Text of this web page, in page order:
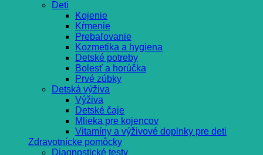
Deti
Kojenie
Kŕmenie
Prebaľovanie
Kozmetika a hygiena
Detské potreby
Bolesť a horúčka
Prvé zúbky
Detská výživa
Výživa
Detské čaje
Mlieka pre kojencov
Vitamíny a výživové doplnky pre deti
Zdravotnícke pomôcky
Diagnostické testy